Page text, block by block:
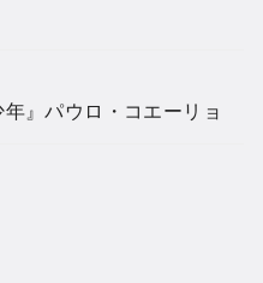
』パウロ・コエーリョ